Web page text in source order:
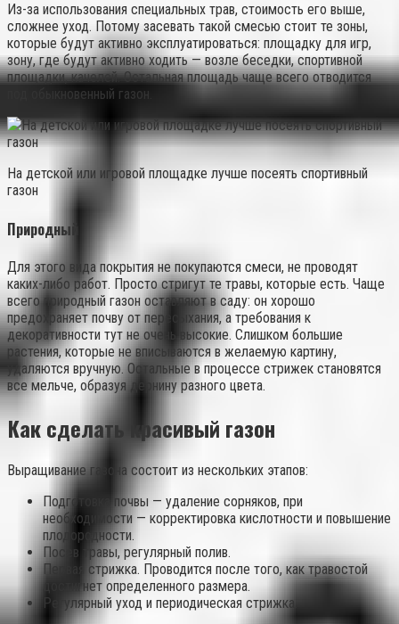
Из-за использования специальных трав, стоимость его выше,
сложнее уход. Потому засевать такой смесью стоит те зоны,
которые будут активно эксплуатироваться: площадку для игр,
зону, где будут активно ходить — возле беседки, спортивной
площадки, качелей. Остальная площадь чаще всего отводится
под обыкновенный газон.
На детской или игровой площадке лучше посеять спортивный
газон
Природный
Для этого вида покрытия не покупаются смеси, не проводят
каких-либо работ. Просто стригут те травы, которые есть. Чаще
всего природный газон оставляют в саду: он хорошо
предохраняет почву от пересыхания, а требования к
декоративности тут не очень высокие. Слишком большие
растения, которые не вписываются в желаемую картину,
удаляются вручную. Остальные в процессе стрижек становятся
все мельче, образуя дернину разного цвета.
Как сделать красивый газон
Выращивание газона состоит из нескольких этапов:
Подготовка почвы — удаление сорняков, при
необходимости — корректировка кислотности и повышение
плодородности.
Посев травы, регулярный полив.
Первая стрижка. Проводится после того, как травостой
достигнет определенного размера.
Регулярный уход и периодическая стрижка.